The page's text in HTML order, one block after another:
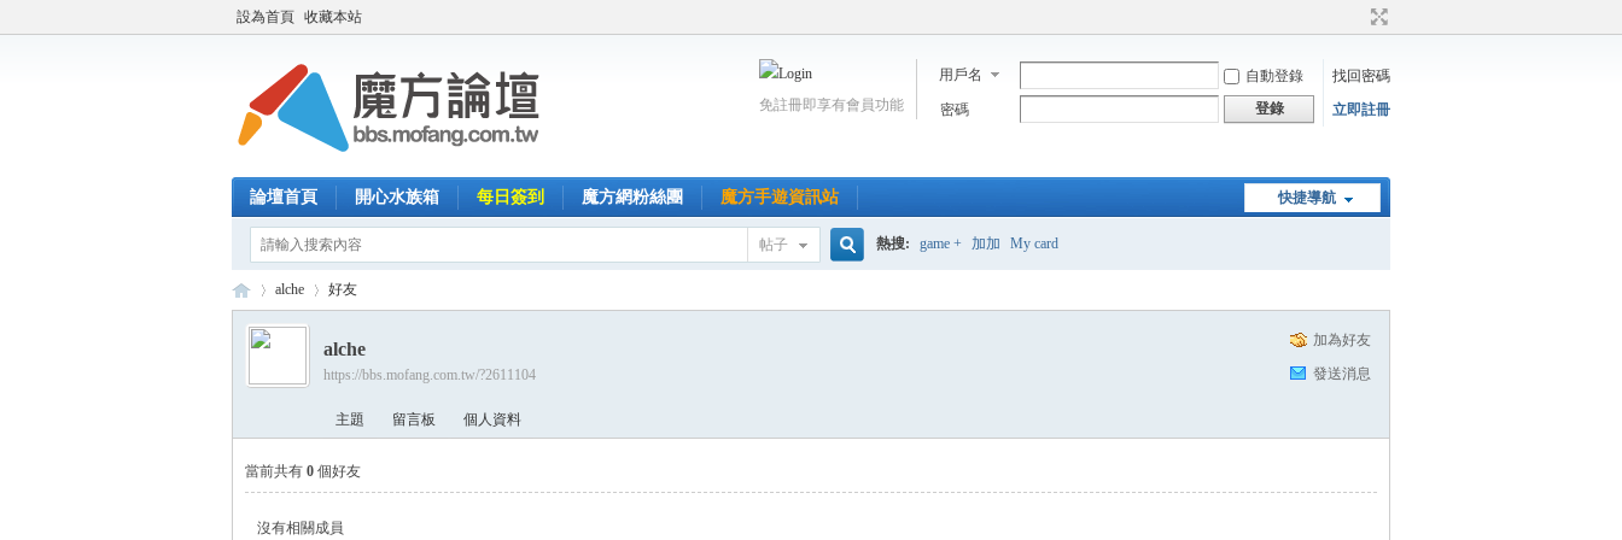
設為首頁 收藏本站
用戶名 自動登錄
找回密碼
密碼
登錄 立即註冊
免註冊即享有會員功能
快捷導航
論壇首頁 開心水族箱 每日簽到 魔方網粉絲團 魔方手遊資訊站
帖子 熱搜: game + 加加 My card
›
alche
›
好友
加為好友
發送消息
alche
https://bbs.mofang.com.tw/?2611104
主題 留言板 個人資料
當前共有 0 個好友
沒有相關成員